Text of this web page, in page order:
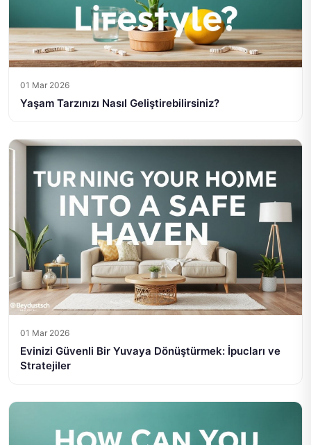
01 Mar 2026
Yaşam Tarzınızı Nasıl Geliştirebilirsiniz?
01 Mar 2026
Evinizi Güvenli Bir Yuvaya Dönüştürmek: İpucları ve
Stratejiler